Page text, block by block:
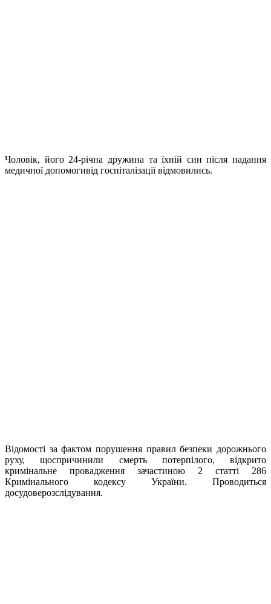
Чоловік, його 24-річна дружина та їхній син після надання
медичної допомогивід госпіталізації відмовились.
Відомості за фактом порушення правил безпеки дорожнього
руху, щоспричинили смерть потерпілого, відкрито
кримінальне провадження зачастиною 2 статті 286
Кримінального кодексу України. Проводиться
досудоверозслідування.